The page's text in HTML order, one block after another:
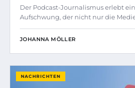
Der Podcast-Journalismus erlebt
Aufschwung, der nicht nur die
JOHANNA MÖLLER
NACHRICHTEN